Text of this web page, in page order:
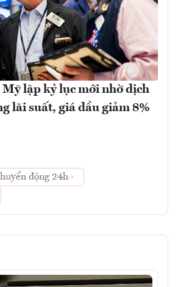
lập kỷ lục mới nhờ dịch
lãi suất, giá dầu giảm 8%
động 24h